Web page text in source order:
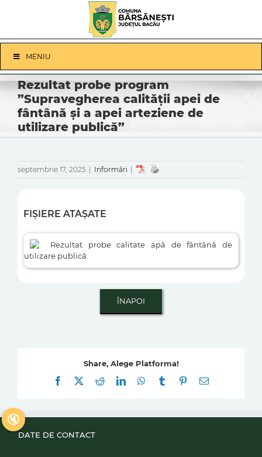
Navigation
MENIU
Rezultat probe program
”Supravegherea calității apei de
fântână și a apei arteziene de
utilizare publică”
septembrie 17, 2025 Informări
FIȘIERE ATAȘATE
Rezultat probe calitate apă de fântână de
utilizare publică
Share, Alege Platforma!
Facebook
RedditLinkedInWhatsApp
Tumblr Pinterest
E-
DATE DE CONTACT
🔇